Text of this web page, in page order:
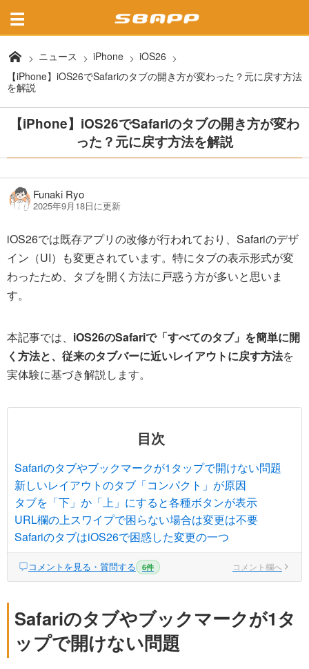
ニュース iPhone
iOS26
【iPhone】iOS26でSafariのタブの開き方が変わった？元に戻す方法
を解説
【iPhone】iOS26でSafariのタブの開き方が変わ
った？元に戻す方法を解説
Funaki Ryo
2025年9月18日に更新
iOS26では既存アプリの改修が行われており、Safariのデザ
イン（UI）も変更されています。特にタブの表示形式が変
わったため、タブを開く方法に戸惑う方が多いと思いま
す。
本記事では、 iOS26のSafariで「すべてのタブ」を簡単に開
く方法と、従来のタブバーに近いレイアウトに戻す方法を
実体験に基づき解説します。
目次
Safariのタブやブックマークが1タップで開けない問題
新しいレイアウトのタブ「コンパクト」が原因
タブを「下」か「上」にすると各種ボタンが表示
URL欄の上スワイプで困らない場合は変更は不要
SafariのタブはiOS26で困惑した変更の一つ
コメントを見る・質問する 6件 コメント欄へ
Safariのタブやブックマークが1タ
ップで開けない問題